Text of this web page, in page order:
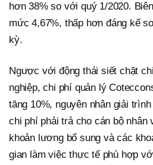
hơn 38% so với quý 1/2020.
mức 4,67%, thấp hơn đáng kể
kỳ.
Ngược với động thái siết chặt
nghiệp, chi phí quản lý
tăng 10%, nguyên nhân giải
chi phí phải trả cho cán bộ
khoản lương bổ sung và các
gian làm việc thực tế phù hợp